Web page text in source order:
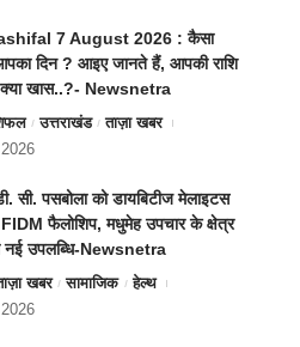
7 August 2026 : कैसा
दिन ? आइए जानते हैं, आपकी राशि
क्या खास..?- Newsnetra
उत्तराखंड
ताज़ा खबर
सी. पसबोला को डायबिटीज मेलाइटस
FIDM फैलोशिप, मधुमेह उपचार के क्षेत्र
नई उपलब्धि-Newsnetra
खबर सामाजिक
हेल्थ